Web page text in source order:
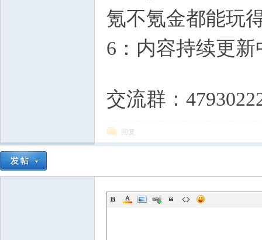
氪不氪金都能玩
6：内容持续更新
交流群：
回复